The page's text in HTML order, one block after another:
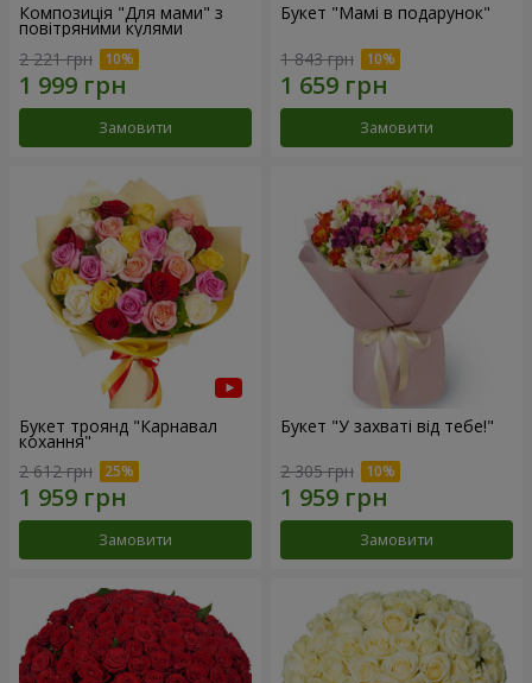
Композиція "Для мами" з
повітряними кулями
2 221 грн
Замовити
Букет "Мамі в подарунок"
1 843 грн
Замовити
Букет троянд "Карнавал
кохання"
2 612 грн
Замовити
Букет "У захваті від тебе!"
2 305 грн
Замовити